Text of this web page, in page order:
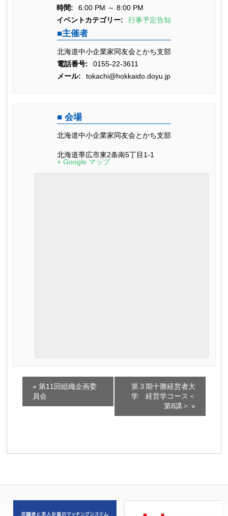
時間:
6:00 PM ～ 8:00 PM
イベントカテゴリー:
行事予定告知
主催者
北海道中小企業家同友会とかち支部
電話番号:
0155-22-3611
メール:
tokachi@hokkaido.doyu.jp
会場
北海道中小企業家同友会とかち支部
北海道帯広市東2条南5丁目1-1
+ Google マップ
ベ
ン
シ
ョ
« 第11回組織企画委
員会
第３期十勝経営者大
学 経営学コース＜
第8講＞ »